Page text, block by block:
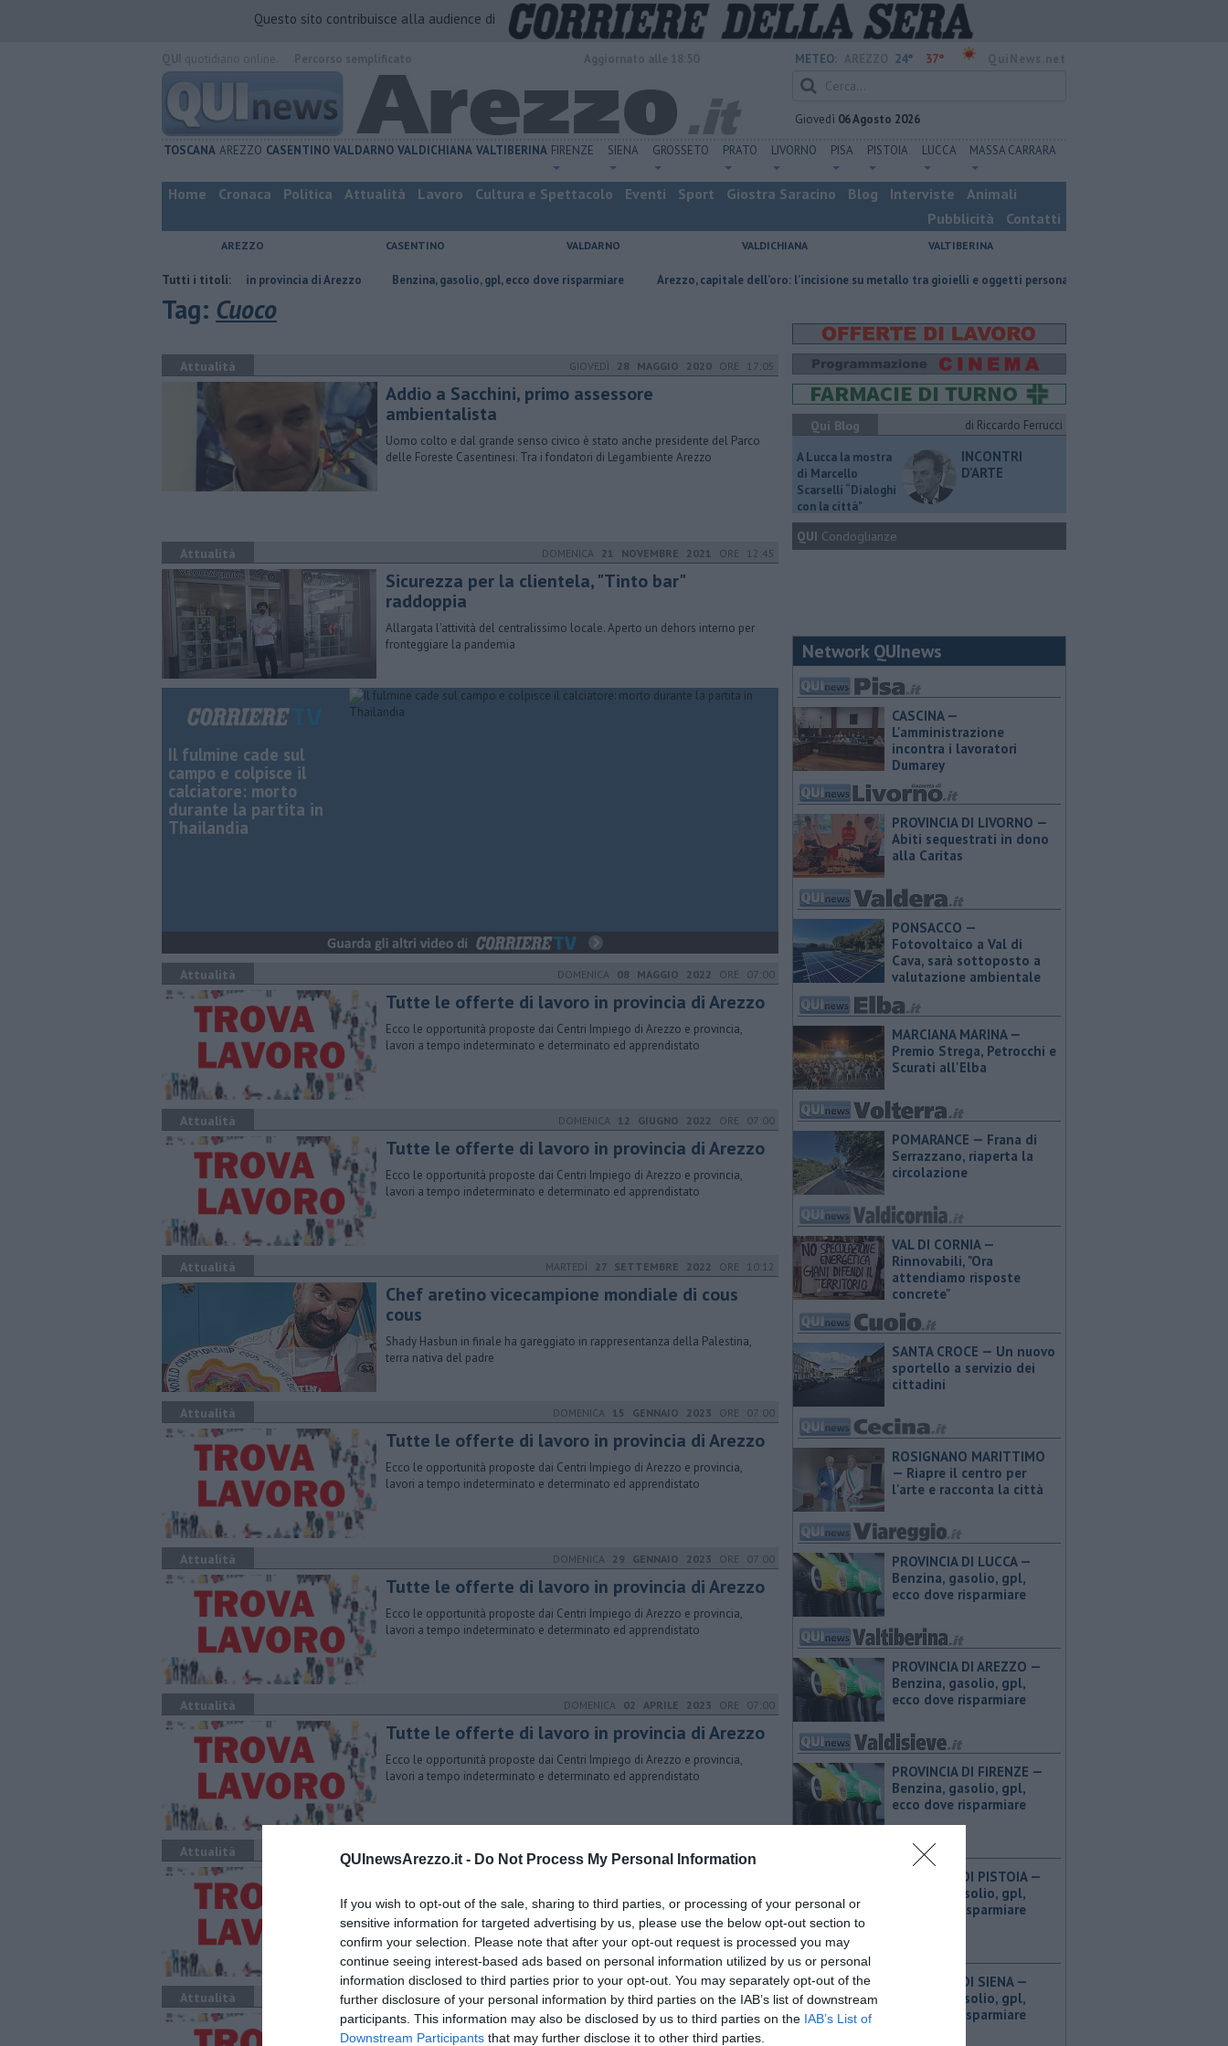
QUInewsArezzo.it - Do Not Process My Personal Information
If you wish to opt-out of the sale, sharing to third parties, or processing of your personal or
sensitive information for targeted advertising by us, please use the below opt-out section to
confirm your selection. Please note that after your opt-out request is processed you may
continue seeing interest-based ads based on personal information utilized by us or personal
information disclosed to third parties prior to your opt-out. You may separately opt-out of the
further disclosure of your personal information by third parties on the IAB’s list of downstream
participants. This information may also be disclosed by us to third parties on the IAB’s List of
Downstream Participants that may further disclose it to other third parties.
Questo sito contribuisce alla audience di
METEO: 24° 37°
Giovedì 06 Agosto 2026
TOSCANA AREZZO CASENTINO VALDARNO VALDICHIANA VALTIBERINA FIRENZE SIENA GROSSETO PRATO LIVORNO PISA PISTOIA LUCCA MASSA CARRARA
Home Cronaca Politica Attualità Lavoro Cultura e Spettacolo Eventi Sport Giostra Saracino Blog Interviste
Animali
Pubblicità
Contatti
AREZZO CASENTINO VALDARNO VALDICHIANA VALTIBERINA
Tutti i titoli:
​Tutte le offerte di lavoro in provincia di Arezzo ​Benzina, gasolio, gpl, ecco dove risparmiare Arezzo, capitale dell’oro: l’incisione su metallo tra gioielli e oggetti personalizzati Nascosta in un bar per sfuggire
Tag: Cuoco
Attualità GIOVEDÌ 28 MAGGIO 2020 ORE 17:05
Addio a Sacchini, primo assessore
ambientalista
Uomo colto e dal grande senso civico è stato anche presidente del Parco
delle Foreste Casentinesi. Tra i fondatori di Legambiente Arezzo
Attualità DOMENICA 21 NOVEMBRE 2021 ORE 12:45
Sicurezza per la clientela, "Tinto bar"
raddoppia
Allargata l'attività del centralissimo locale. Aperto un dehors interno per
fronteggiare la pandemia
Il fulmine cade sul
campo e colpisce il
calciatore: morto
durante la partita in
Thailandia
Attualità DOMENICA 08 MAGGIO 2022 ORE 07:00
​Tutte le offerte di lavoro in provincia di Arezzo
Ecco le opportunità proposte dai Centri Impiego di Arezzo e provincia,
lavori a tempo indeterminato e determinato ed apprendistato
Attualità DOMENICA 12 GIUGNO 2022 ORE 07:00
​Tutte le offerte di lavoro in provincia di Arezzo
Ecco le opportunità proposte dai Centri Impiego di Arezzo e provincia,
lavori a tempo indeterminato e determinato ed apprendistato
Attualità MARTEDÌ 27 SETTEMBRE 2022 ORE 10:12
Chef aretino vicecampione mondiale di cous
cous
Shady Hasbun in finale ha gareggiato in rappresentanza della Palestina,
terra nativa del padre
Attualità DOMENICA 15 GENNAIO 2023 ORE 07:00
​Tutte le offerte di lavoro in provincia di Arezzo
Ecco le opportunità proposte dai Centri Impiego di Arezzo e provincia,
lavori a tempo indeterminato e determinato ed apprendistato
Attualità DOMENICA 29 GENNAIO 2023 ORE 07:00
​Tutte le offerte di lavoro in provincia di Arezzo
Ecco le opportunità proposte dai Centri Impiego di Arezzo e provincia,
lavori a tempo indeterminato e determinato ed apprendistato
Attualità DOMENICA 02 APRILE 2023 ORE 07:00
​Tutte le offerte di lavoro in provincia di Arezzo
Ecco le opportunità proposte dai Centri Impiego di Arezzo e provincia,
lavori a tempo indeterminato e determinato ed apprendistato
Attualità DOMENICA 18 FEBBRAIO 2024 ORE 07:00
Ecco le opportunità proposte dai Centri Impiego di Arezzo e provincia,
lavori a tempo indeterminato e determinato ed apprendistato
Attualità DOMENICA05 MAGGIO 2024ORE 07:00
​Tutte le offerte di lavoro in provincia di Arezzo
Qui Blog di Riccardo Ferrucci
A Lucca la mostra
di Marcello
Scarselli “Dialoghi
con la città"
INCONTRI
D'ARTE
QUI Condoglianze
Network QUInews
CASCINA —
L'amministrazione
incontra i lavoratori
Dumarey
PROVINCIA DI LIVORNO —
Abiti sequestrati in dono
alla Caritas
PONSACCO —
Fotovoltaico a Val di
Cava, sarà sottoposto a
valutazione ambientale
MARCIANA MARINA —
Premio Strega, Petrocchi e
Scurati all'Elba
POMARANCE — Frana di
Serrazzano, riaperta la
circolazione
VAL DI CORNIA —
Rinnovabili, "Ora
attendiamo risposte
concrete"
SANTA CROCE — Un nuovo
sportello a servizio dei
cittadini
ROSIGNANO MARITTIMO
— Riapre il centro per
l'arte e racconta la città
PROVINCIA DI LUCCA — ​
Benzina, gasolio, gpl,
ecco dove risparmiare
PROVINCIA DI AREZZO — ​
Benzina, gasolio, gpl,
ecco dove risparmiare
PROVINCIA DI FIRENZE — ​
Benzina, gasolio, gpl,
ecco dove risparmiare
PROVINCIA DI PISTOIA — ​
Benzina, gasolio, gpl,
ecco dove risparmiare
PROVINCIA DI SIENA — ​
Benzina, gasolio, gpl,
ecco dove risparmiare